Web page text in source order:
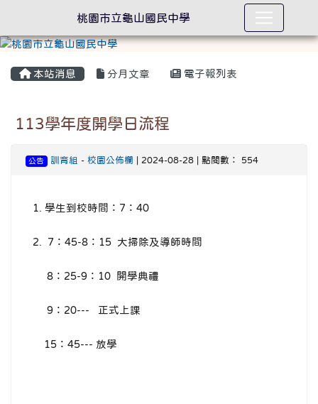
本站消息 分月文章 電子報列表
113學年度開學日流程
公告 訓育組 - 校園公佈欄 | 2024-08-28 | 點閱數： 554
1. 學生到校時間：7：40
2. 7：45-8：15 大掃除及導師時間
8：25-9：10 開學典禮
9：20--- 正式上課
15：45--- 放學
桃園市立龜山國民中學